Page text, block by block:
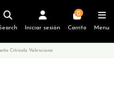
Iniciar sesión
0
Carrito Menu
Citrícola Valenciana